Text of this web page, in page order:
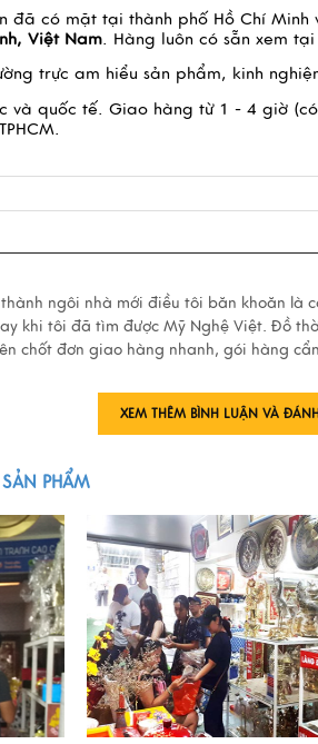
đã có mặt tại thành phố Hồ Chí Minh
Việt Nam. Hàng luôn có sẵn xem
trực am hiểu sản phẩm, kinh
và quốc tế. Giao hàng từ 1 - 4 giờ
ngôi nhà mới điều tôi băn khoăn là
khi tôi đã tìm được Mỹ Nghệ Việt. Đồ
chốt đơn giao hàng nhanh, gói hàng
XEM THÊM BÌNH LUẬN VÀ
PHẨM